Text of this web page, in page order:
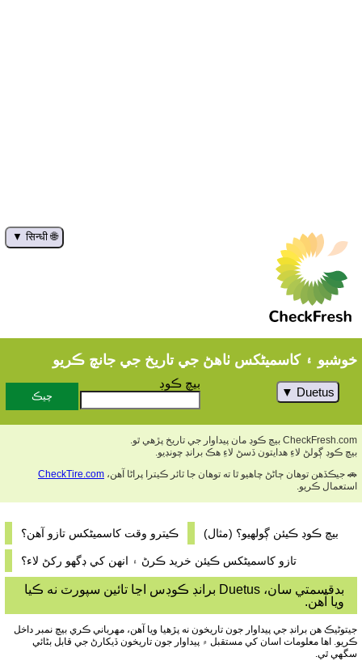
🌐 सिन्धी
خوشبو ۽ کاسمیٹکس ٺاهڻ جي تاريخ جي جانچ ڪريو
Duetus
بيچ ڪوڊ
CheckFresh.com بيچ ڪوڊ مان پيداوار جي تاريخ پڙهي ٿو.
بيچ ڪوڊ ڳولڻ لاءِ هدايتون ڏسڻ لاءِ هڪ برانڊ چونڊيو.
🚗 جيڪڏهن توهان ڄاڻڻ چاهيو ٿا ته توهان جا ٽائر ڪيترا پراڻا آهن، CheckTire.com
استعمال ڪريو.
ڪيترو وقت کاسمیٹکس تازو آھن؟ بيچ ڪوڊ ڪيئن ڳولھيو؟ (مثال)
تازو کاسمیٹکس ڪيئن خريد ڪرڻ ۽ انهن کي ڊگهو رکڻ لاء؟
بدقسمتي سان، Duetus برانڊ ڪوڊس اڃا تائين سپورٽ نه ڪيا
ويا آهن.
جيتوڻيڪ هن برانڊ جي پيداوار جون تاريخون نه پڙهيا ويا آهن، مهرباني ڪري بيچ نمبر داخل
ڪريو. اها معلومات اسان کي مستقبل ۾ پيداوار جون تاريخون ڏيکارڻ جي قابل بڻائي
سگھي ٿي.